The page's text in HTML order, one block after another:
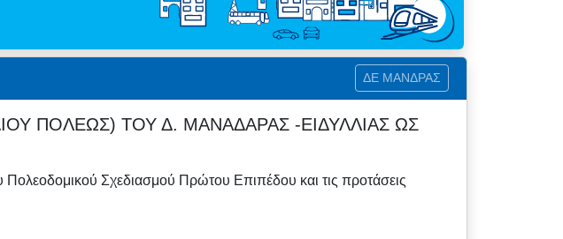
ΔΕ ΜΑΝΔΡΑΣ
ΠΟΛΕΩΣ) ΤΟΥ Δ. ΜΑΝΑΔΑΡΑΣ -ΕΙΔΥΛΛΙΑΣ ΩΣ
Σχεδιασμού Πρώτου Επιπέδου και τις προτάσεις